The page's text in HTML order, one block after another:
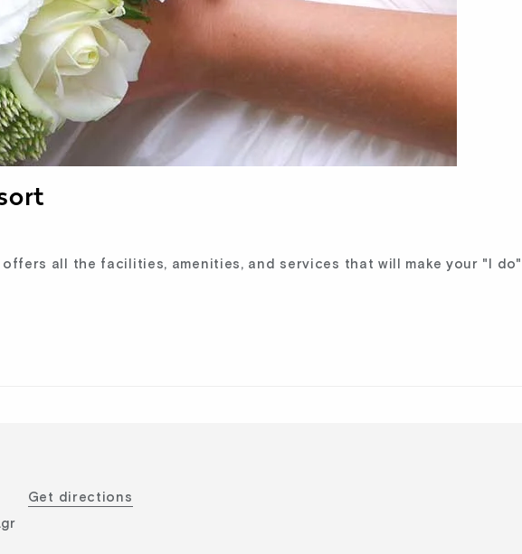
all the facilities, amenities, and services that will make your "I do"
Get directions